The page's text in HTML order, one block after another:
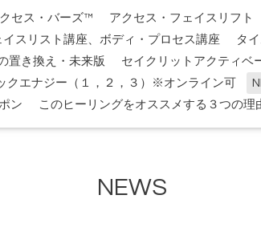
セス・バーズ™ アクセス・フェイスリフト
スリスト講座、ボディ・プロセス講座
タ
置き換え・未来版
セイクリットアクティベ
クエナジー（１，２，３）※オンライン可
ン このヒーリングをオススメする３つの理
NEWS